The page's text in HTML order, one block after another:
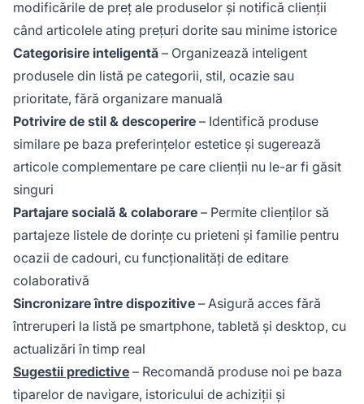
modificările de preț ale produselor și notifică clienții
când articolele ating prețuri dorite sau minime istorice
Categorisire inteligentă – Organizează inteligent
produsele din listă pe categorii, stil, ocazie sau
prioritate, fără organizare manuală
Potrivire de stil & descoperire – Identifică produse
similare pe baza preferințelor estetice și sugerează
articole complementare pe care clienții nu le-ar fi găsit
singuri
Partajare socială & colaborare – Permite clienților să
partajeze listele de dorințe cu prieteni și familie pentru
ocazii de cadouri, cu funcționalități de editare
colaborativă
Sincronizare între dispozitive – Asigură acces fără
întreruperi la listă pe smartphone, tabletă și desktop, cu
actualizări în timp real
Sugestii predictive – Recomandă produse noi pe baza
tiparelor de navigare, istoricului de achiziții și